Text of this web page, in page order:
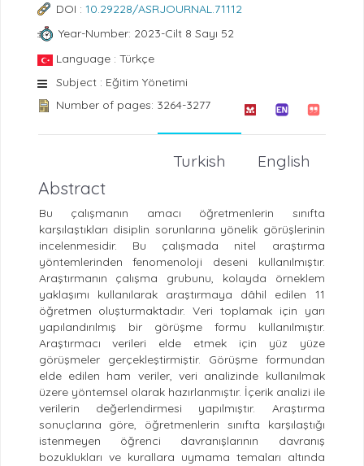
DOI : 10.29228/ASRJOURNAL.71112
Year-Number: 2023-Cilt 8 Sayı 52
Language : Türkçe
Subject : Eğitim Yönetimi
Number of pages: 3264-3277
English
Turkish
Abstract
Bu çalışmanın amacı öğretmenlerin sınıfta
karşılaştıkları disiplin sorunlarına yönelik görüşlerinin
incelenmesidir. Bu çalışmada nitel araştırma
yöntemlerinden fenomenoloji deseni kullanılmıştır.
Araştırmanın çalışma grubunu, kolayda örneklem
yaklaşımı kullanılarak araştırmaya dâhil edilen 11
öğretmen oluşturmaktadır. Veri toplamak için yarı
yapılandırılmış bir görüşme formu kullanılmıştır.
Araştırmacı verileri elde etmek için yüz yüze
görüşmeler gerçekleştirmiştir. Görüşme formundan
elde edilen ham veriler, veri analizinde kullanılmak
üzere yöntemsel olarak hazırlanmıştır. İçerik analizi ile
verilerin değerlendirmesi yapılmıştır. Araştırma
sonuçlarına göre, öğretmenlerin sınıfta karşılaştığı
istenmeyen öğrenci davranışlarının davranış
bozuklukları ve kurallara uymama temaları altında